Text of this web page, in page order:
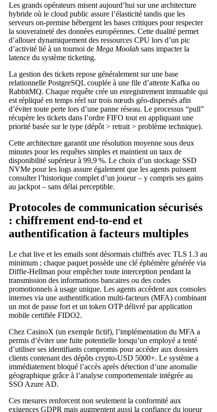
Les grands opérateurs misent aujourd’hui sur une architecture
hybride où le cloud public assure l’élasticité tandis que les
serveurs on‑premise hébergent les bases critiques pour respecter
la souveraineté des données européennes. Cette dualité permet
d’allouer dynamiquement des ressources CPU lors d’un pic
d’activité lié à un tournoi de Mega Moolah sans impacter la
latence du système ticketing.
La gestion des tickets repose généralement sur une base
relationnelle PostgreSQL couplée à une file d’attente Kafka ou
RabbitMQ. Chaque requête crée un enregistrement immuable qui
est répliqué en temps réel sur trois nœuds géo‑dispersés afin
d’éviter toute perte lors d’une panne réseau. Le processus “pull”
récupère les tickets dans l’ordre FIFO tout en appliquant une
priorité basée sur le type (dépôt > retrait > problème technique).
Cette architecture garantit une résolution moyenne sous deux
minutes pour les requêtes simples et maintient un taux de
disponibilité supérieur à 99,9 %. Le choix d’un stockage SSD
NVMe pour les logs assure également que les agents puissent
consulter l’historique complet d’un joueur – y compris ses gains
au jackpot – sans délai perceptible.
Protocoles de communication sécurisés
: chiffrement end‑to‑end et
authentification à facteurs multiples
Le chat live et les emails sont désormais chiffrés avec TLS 1.3 au
minimum ; chaque paquet possède une clé éphémère générée via
Diffie‑Hellman pour empêcher toute interception pendant la
transmission des informations bancaires ou des codes
promotionnels à usage unique. Les agents accèdent aux consoles
internes via une authentification multi‑facteurs (MFA) combinant
un mot de passe fort et un token OTP délivré par application
mobile certifiée FIDO2.
Chez CasinoX (un exemple fictif), l’implémentation du MFA a
permis d’éviter une fuite potentielle lorsqu’un employé a tenté
d’utiliser ses identifiants compromis pour accéder aux dossiers
clients contenant des dépôts crypto‑USD 5000+. Le système a
immédiatement bloqué l’accès après détection d’une anomalie
géographique grâce à l’analyse comportementale intégrée au
SSO Azure AD.
Ces mesures renforcent non seulement la conformité aux
exigences GDPR mais augmentent aussi la confiance du joueur